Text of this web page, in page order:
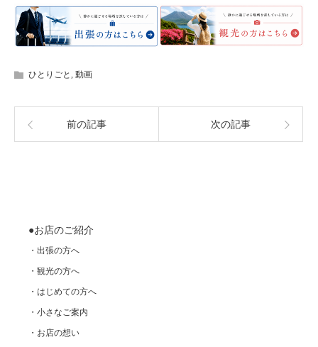
ひとりごと , 動画
前の記事 次の記事
●お店のご紹介
・出張の方へ
・観光の方へ
・はじめての方へ
・小さなご案内
・お店の想い